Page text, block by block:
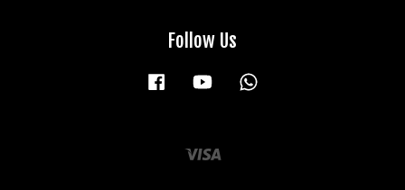
Follow Us
Facebook YouTube